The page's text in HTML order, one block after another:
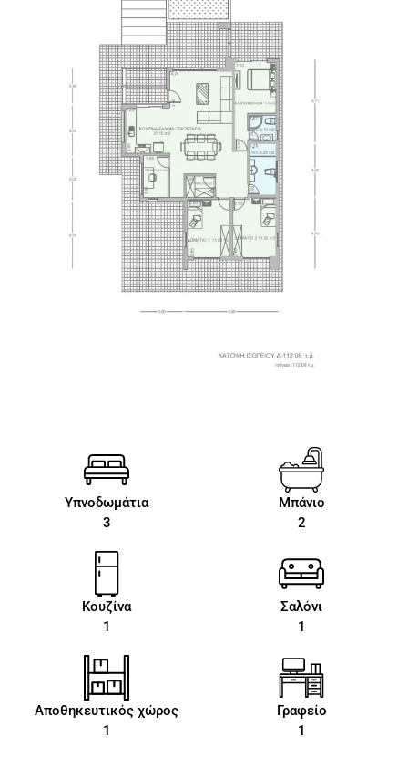
Υπνοδωμάτια
3
Μπάνιο
2
Κουζίνα
1
Σαλόνι
1
Αποθηκευτικός χώρος
1
Γραφείο
1